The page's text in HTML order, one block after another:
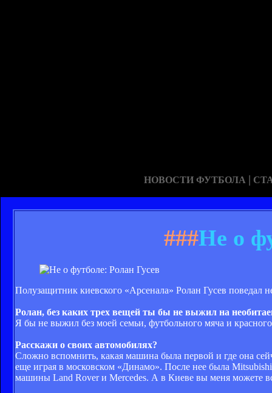
НОВОСТИ ФУТБОЛА |
###Не о
Полузащитник киевского «Арсенала» Ролан Гусев поведал
Ролан, без каких трех вещей ты бы не выжил на
Я бы не выжил без моей семьи, футбольного мяча и
Расскажи о своих автомобилях?
Сложно вспомнить, какая машина была первой и где она
еще играя в московском «Динамо». После нее была
машины Land Rover и Mercedes. А в Киеве вы меня можете